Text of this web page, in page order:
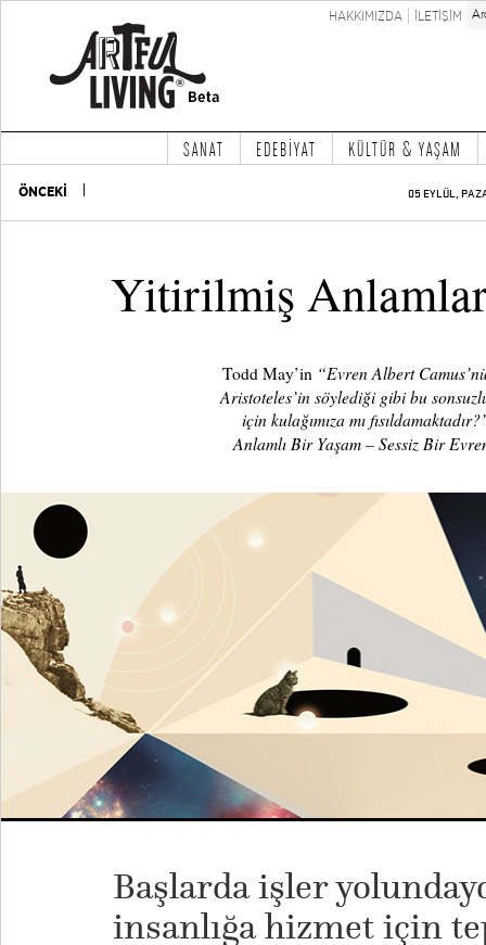
HAKKIMIZDA İLETİŞİM
SANAT EDEBİYAT KÜLTÜR & YAŞAM
ÖNCEKİ 05 EYLÜL,
Yitirilmiş Anlamlar
Todd May’in “Evren Albert
Aristoteles’in söylediği gibi bu
için kulağımıza mı
Anlamlı Bir Yaşam – Sessiz Bir
Başlarda işler
insanlığa hizmet için